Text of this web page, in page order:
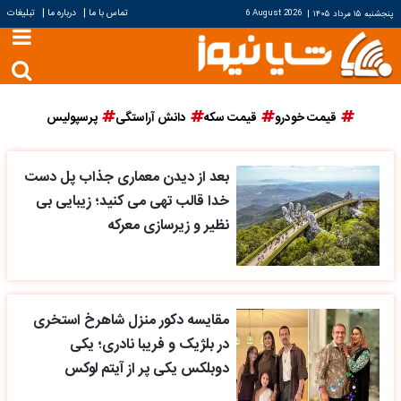
پنجشنبه ۱۵ مرداد ۱۴۰۵ |
6 August 2026 تماس با ما | درباره ما | تبلیغات
قیمت خودرو قیمت سکه دانش آراستگی پرسپولیس
بعد از دیدن معماری جذاب پل دست
خدا قالب تهی می کنید؛ زیبایی بی
نظیر و زیرسازی معرکه
مقایسه دکور منزل شاهرخ استخری
در بلژیک و فریبا نادری؛ یکی
دوبلکس یکی پر از آیتم لوکس